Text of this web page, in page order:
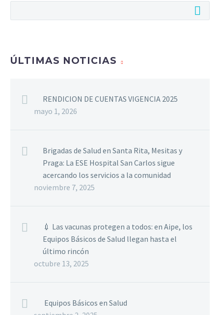
ÚLTIMAS NOTICIAS
RENDICION DE CUENTAS VIGENCIA 2025
mayo 1, 2026
Brigadas de Salud en Santa Rita, Mesitas y
Praga: La ESE Hospital San Carlos sigue
acercando los servicios a la comunidad
noviembre 7, 2025
💉 Las vacunas protegen a todos: en Aipe, los
Equipos Básicos de Salud llegan hasta el
último rincón
octubre 13, 2025
Equipos Básicos en Salud